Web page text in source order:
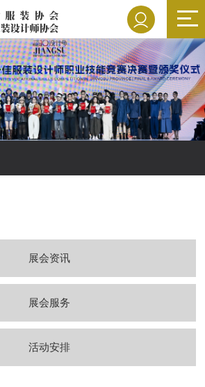
展会资讯
展会服务
活动安排